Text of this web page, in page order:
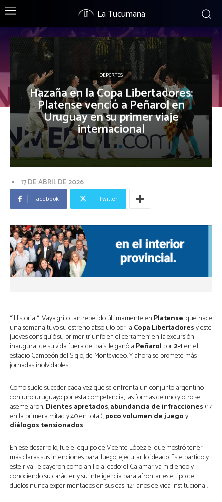
La Tucumana
DEPORTES
Hazaña en la Copa Libertadores:
Platense venció a Peñarol en
Uruguay en su primer viaje
internacional
17 DE ABRIL DE 2026
Facebook Twitter
“¡Historia!“. Vaya grito tan repetido últimamente en Platense, que hace
una semana tuvo su estreno absoluto por la Copa Libertadoresy este
jueves consiguió su primer triunfo en el certamen: en la excursión
inaugural de su vida fuera del país, le ganó a Peñarol por2-1en el
estadio Campeón del Siglo, de Montevideo. Y ahora se promete más
jornadas inolvidables.
Como suele suceder cada vez que se enfrenta un conjunto argentino
con uno uruguayo por esta competencia, las formas de uno y otro se
asemejaron.Dientes apretados,abundancia de infracciones (17
en la primera mitad y 40 en total),poco volumen de juegoy
diálogos tensionados.
En ese desarrollo, fue el equipo de Vicente López el que mostró tener
más claras sus intenciones para, luego, ejecutar lo ideado. Este partido y
este rival le cayeron como anillo al dedo: el Calamar va midiendo y
conociendo su carácter y su inteligencia para afrontar este tipo de
duelos nunca experimentados en sus casi 121 años de vida institucional.